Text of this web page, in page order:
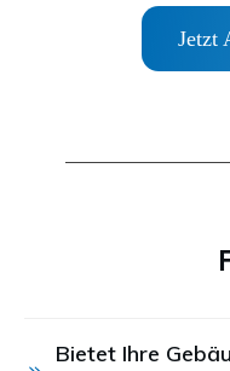
Jetzt
Bietet Ihre